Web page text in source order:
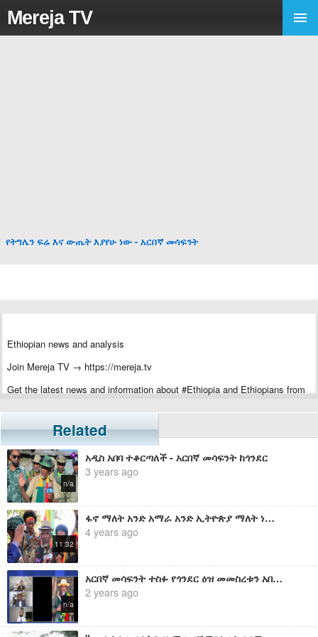
Mereja TV
የትግሌን ፍሬ እና ውጤት እያየሁ ነው - አርበኛ መሳፍንት
Ethiopian news and analysis
Join Mereja TV → https://mereja.tv
Get the latest news and information about #Ethiopia and Ethiopians from
For inquiry or additional information, visit Mereja.com
Mereja presents Ethiopian news, Ethiopian music, sports, arts, and
entertainment
Related
n/a
አዲስ አበባ ተቆርጣለች - አርበኛ መሳፍንት ከጎንደር
3 years ago
11:32
ፋኖ ማለት አንድ አማራ አንድ ኢትዮጵያ ማለት ነው፤ ፋኖ መቼም ለሀገር ስጋት ሆኖ አያውቅም - አርበኛ መሳፍንት
4 years ago
n/a
አርበኛ መሳፍንት ተስፉ የጎንደር ዕዝ መመስረቱን አበሰሩ
2 years ago